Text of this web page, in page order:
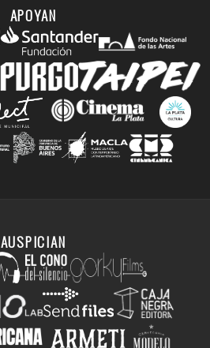
APOYAN
AUSPICIAN